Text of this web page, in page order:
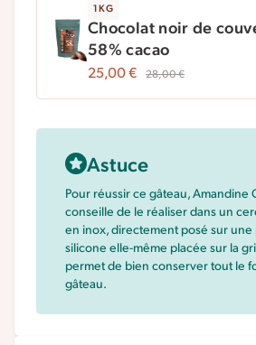
1KG
Chocolat noir de
58% cacao
25,00€ 28,00€
Astuce
Pour réussir ce gâteau, Amandine
conseille de le réaliser dans un
en inox, directement posé sur une
silicone elle-même placée sur la
permet de bien conserver tout le
gâteau.